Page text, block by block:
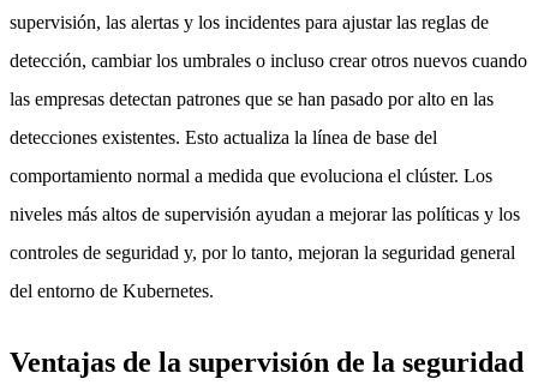
supervisión, las alertas y los incidentes para ajustar las reglas de
detección, cambiar los umbrales o incluso crear otros nuevos cuando
las empresas detectan patrones que se han pasado por alto en las
detecciones existentes. Esto actualiza la línea de base del
comportamiento normal a medida que evoluciona el clúster. Los
niveles más altos de supervisión ayudan a mejorar las políticas y los
controles de seguridad y, por lo tanto, mejoran la seguridad general
del entorno de Kubernetes.
Ventajas de la supervisión de la seguridad